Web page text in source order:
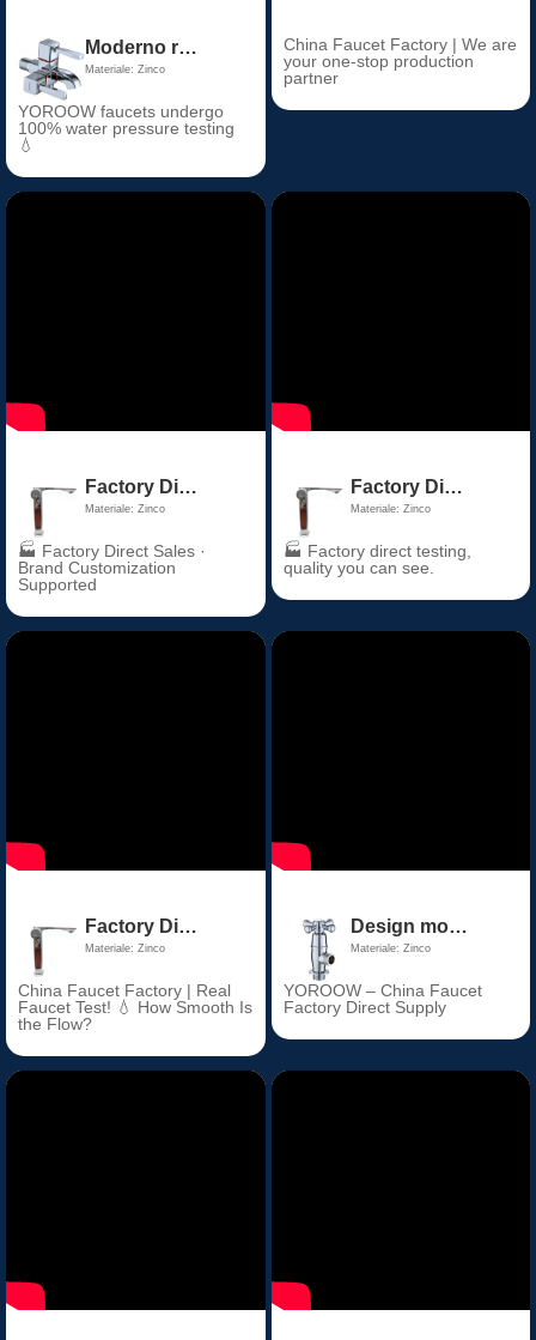
Moderno rubinetto quadrato a parete Bibcock Doppio manico per acqua fredda Maniglia a un foro per uso esterno in giardino
Materiale: Zinco
YOROOW faucets undergo
100% water pressure testing
💧
China Faucet Factory | We are
your one-stop production
partner
Factory Direct Price Chrome Thermostatic Bathroom Basin Faucet Zinc Alloy Ceramic Valve Core for Hall & Living Room
Materiale: Zinco
🏭 Factory Direct Sales ·
Brand Customization
Supported
Factory Direct Price Chrome Thermostatic Bathroom Basin Faucet Zinc Alloy Ceramic Valve Core for Hall & Living Room
Materiale: Zinco
🏭 Factory direct testing,
quality you can see.
Factory Direct Price Chrome Thermostatic Bathroom Basin Faucet Zinc Alloy Ceramic Valve Core for Hall & Living Room
Materiale: Zinco
China Faucet Factory | Real
Faucet Test! 💧 How Smooth Is
the Flow?
Design moderno 1/2" materiale zinco valvola angolare rubinetto accessorio per casa giardino per uso bagno e cucina
Materiale: Zinco
YOROOW – China Faucet
Factory Direct Supply